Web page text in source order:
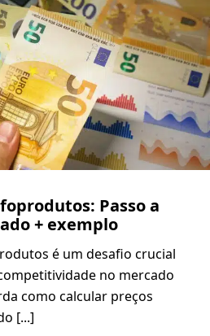
Passo a
+ exemplo
é um desafio crucial
no mercado
como calcular preços
[...]